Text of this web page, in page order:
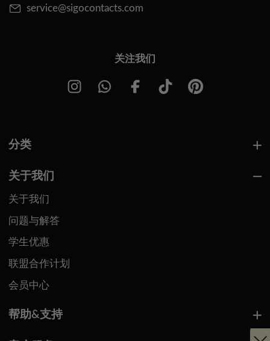
service@sigocontacts.com
关注我们
分类
关于我们
关于我们
问题与解答
学生优惠
联盟合作计划
会员中心
帮助&支持